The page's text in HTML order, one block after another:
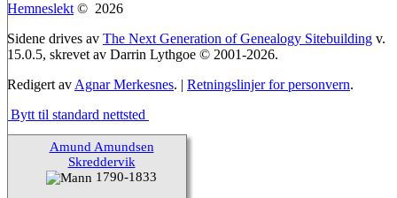
Amund Amundsen
Skreddervik
1790-1833
Hemneslekt © 2026
Sidene drives av The Next Generation of Genealogy Sitebuilding v.
15.0.5, skrevet av Darrin Lythgoe © 2001-2026.
Redigert av Agnar Merkesnes. | Retningslinjer for personvern.
Bytt til standard nettsted